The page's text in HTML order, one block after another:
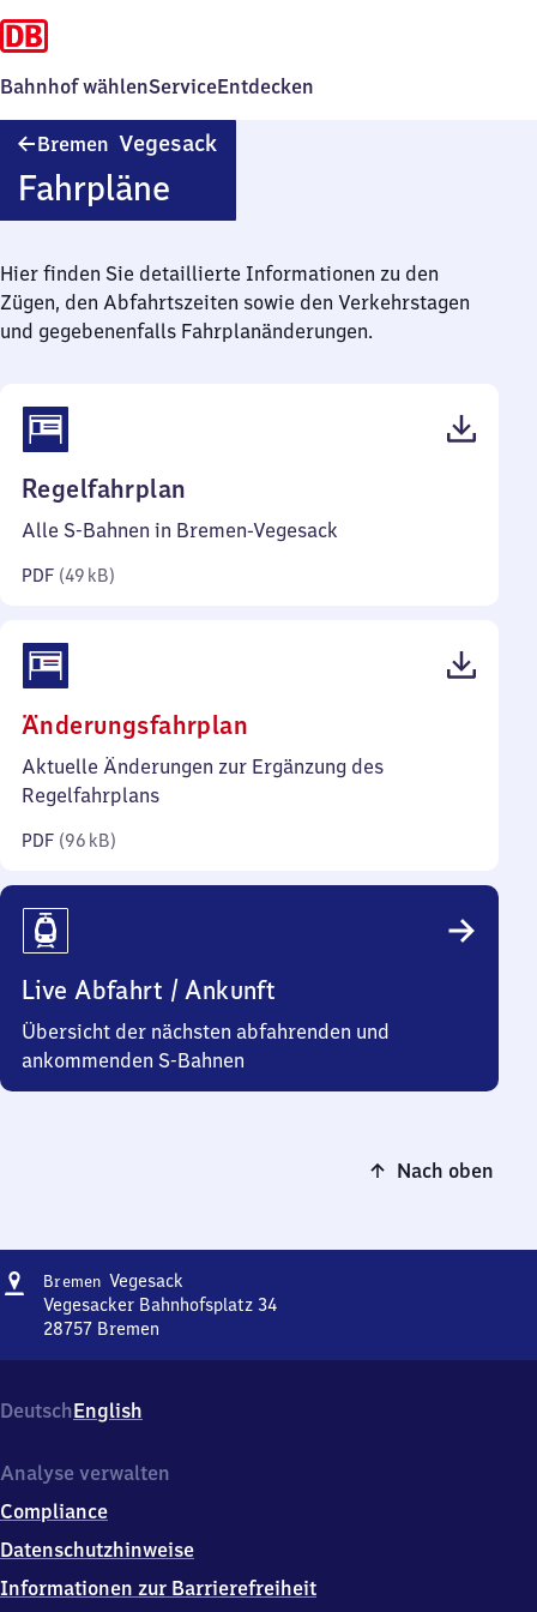
Bahnhof wählenServiceEntdecken
Bremen Vegesack
Fahrpläne
Hier finden Sie detaillierte Informationen zu den
Zügen, den Abfahrtszeiten sowie den Verkehrstagen
und gegebenenfalls Fahrplanänderungen.
Regelfahrplan
49
Alle S-Bahnen in Bremen-Vegesack
PDF (49 kB)
Änderungsfahrplan
96
Aktuelle Änderungen zur Ergänzung des
Regelfahrplans
PDF (96 kB)
Live Abfahrt / Ankunft
Übersicht der nächsten abfahrenden und
ankommenden S-Bahnen
Nach oben
Adresse
Bremen VegesackBremen-
Vegesack
Vegesacker Bahnhofsplatz 34
28757 Bremen
Vegesacker
Bahnhofsplatz
2
7
5
Bremen
DeutschEnglish
Analyse verwalten
Compliance
Datenschutzhinweise
Informationen zur Barrierefreiheit